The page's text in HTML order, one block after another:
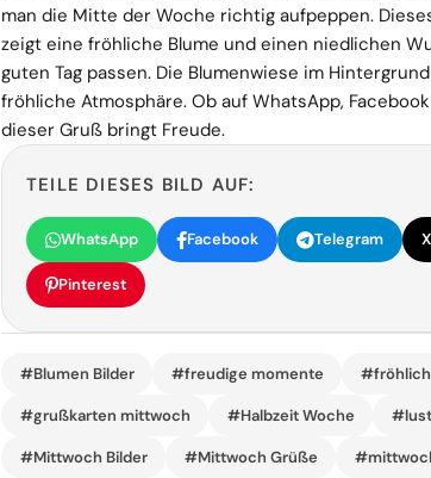
man die Mitte der Woche richtig aufpeppen.
zeigt eine fröhliche Blume und einen niedlichen
guten Tag passen. Die Blumenwiese im
fröhliche Atmosphäre. Ob auf WhatsApp,
dieser Gruß bringt Freude.
TEILE DIESES BILD AUF:
WhatsApp Facebook Telegram
Pinterest
#Blumen Bilder #freudige momente
#grußkarten mittwoch #Halbzeit Woche
#Mittwoch Bilder #Mittwoch Grüße